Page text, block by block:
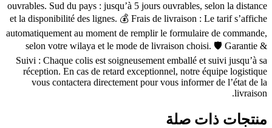
ouvrables. Sud du pays : jusqu’à 5 jours ouvrables, selon la distance
et la disponibilité des lignes. 💰 Frais de livraison : Le tarif s’affiche
automatiquement au moment de remplir le formulaire de commande,
selon votre wilaya et le mode de livraison choisi. 🛡 Garantie &
Suivi : Chaque colis est soigneusement emballé et suivi jusqu’à sa
réception. En cas de retard exceptionnel, notre équipe logistique
vous contactera directement pour vous informer de l’état de la
livraison.
منتجات ذات صلة